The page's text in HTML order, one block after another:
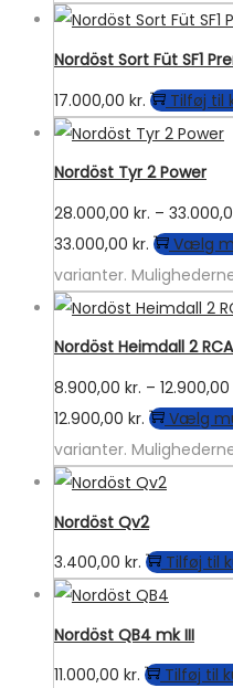
Nordöst Sort Füt SF1
17.000,00 kr. Tilføj til
Nordöst Tyr 2 Power
28.000,00 kr. –
33.000,00 kr.
Vælg
varianter.
Nordöst Heimdall 2
8.900,00 kr. – 12.900,00
12.900,00 kr.
Vælg
varianter.
Nordöst Qv2
3.400,00 kr. Tilføj til
Nordöst QB4 mk III
11.000,00 kr. Tilføj til